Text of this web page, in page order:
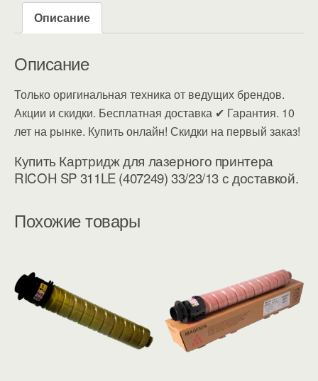
Описание
Описание
Только оригинальная техника от ведущих брендов.
Акции и скидки. Бесплатная доставка ✔ Гарантия. 10
лет на рынке. Купить онлайн! Скидки на первый заказ!
Купить Картридж для лазерного принтера
RICOH SP 311LE (407249) 33/23/13 с доставкой.
Похожие товары